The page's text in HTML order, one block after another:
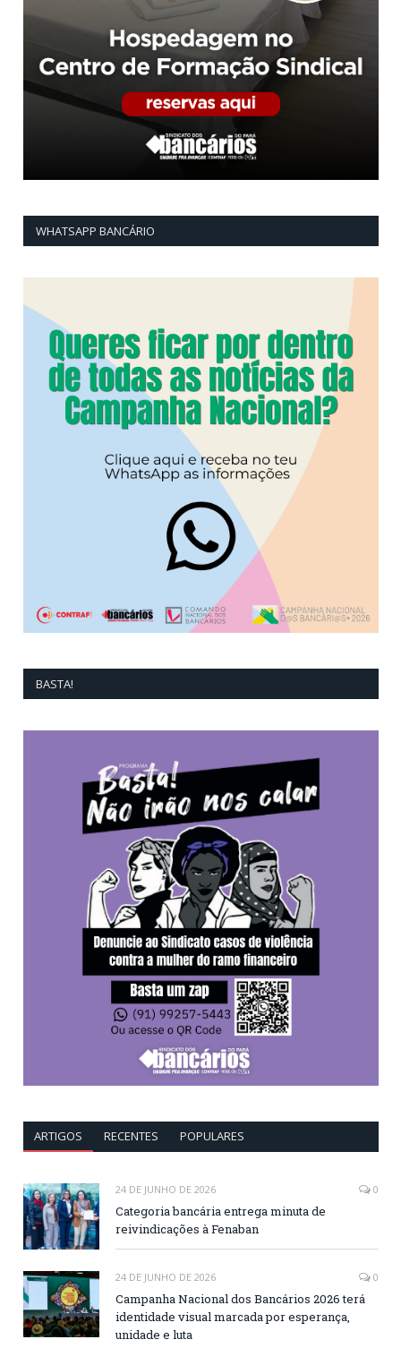
WHATSAPP BANCÁRIO
BASTA!
ARTIGOS RECENTES POPULARES
24 DE JUNHO DE 2026 0
Categoria bancária entrega minuta de
reivindicações à Fenaban
24 DE JUNHO DE 2026 0
Campanha Nacional dos Bancários 2026 terá
identidade visual marcada por esperança,
unidade e luta